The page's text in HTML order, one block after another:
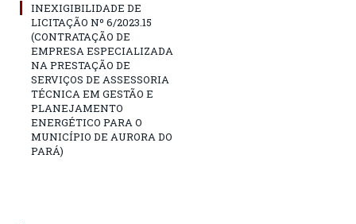
INEXIGIBILIDADE DE
LICITAÇÃO Nº 6/2023.15
(CONTRATAÇÃO DE
EMPRESA ESPECIALIZADA
NA PRESTAÇÃO DE
SERVIÇOS DE ASSESSORIA
TÉCNICA EM GESTÃO E
PLANEJAMENTO
ENERGÉTICO PARA O
MUNICÍPIO DE AURORA DO
PARÁ)